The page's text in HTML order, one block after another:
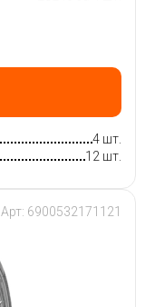
4 шт.
12 шт.
Арт: 6900532171121